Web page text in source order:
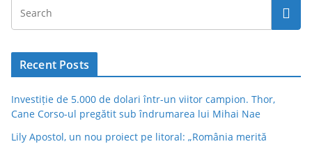
Recent Posts
Investiție de 5.000 de dolari într-un viitor campion. Thor,
Cane Corso-ul pregătit sub îndrumarea lui Mihai Nae
Lily Apostol, un nou proiect pe litoral: „România merită